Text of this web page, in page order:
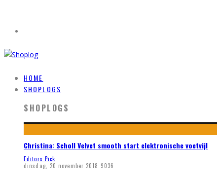
HOME
SHOPLOGS
SHOPLOGS
Christina: Scholl Velvet smooth start elektronische voetvijl
Editors Pick
dinsdag, 20 november 2018 9036